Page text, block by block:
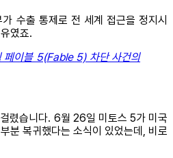
수출 통제로 전 세계 접근을 정지시
였죠.
페이블 5(Fable 5) 차단 사건의
렸습니다. 6월 26일 미토스 5가 미국
분 복귀했다는 소식이 있었는데, 비로